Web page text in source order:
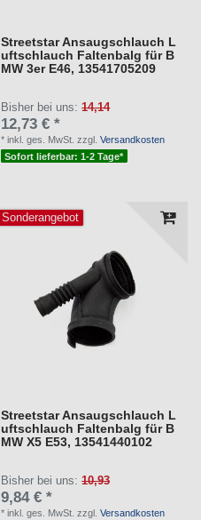
Streetstar Ansaugschlauch L
uftschlauch Faltenbalg für B
MW 3er E46, 13541705209
Bisher bei uns:14,14
12,73 € *
*inkl. ges. MwSt. zzgl.Versandkosten
Sofort lieferbar: 1-2 Tage*
Sonderangebot
Streetstar Ansaugschlauch L
uftschlauch Faltenbalg für B
MW X5 E53, 13541440102
Bisher bei uns:10,93
9,84 € *
*inkl. ges. MwSt. zzgl.Versandkosten